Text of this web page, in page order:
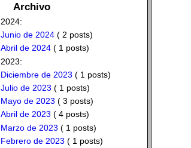
Archivo
2024:
Junio de 2024( 2 posts)
Abril de 2024( 1 posts)
2023:
Diciembre de 2023 ( 1 posts)
Julio de 2023 ( 1 posts)
Mayo de 2023 ( 3 posts)
Abril de 2023 ( 4 posts)
Marzo de 2023 ( 1 posts)
Febrero de 2023 ( 1 posts)